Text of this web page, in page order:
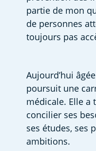
partie de mon
de personnes
toujours pas
Aujourd’hui
poursuit une
médicale. Elle a
concilier ses
ses études, ses
ambitions.